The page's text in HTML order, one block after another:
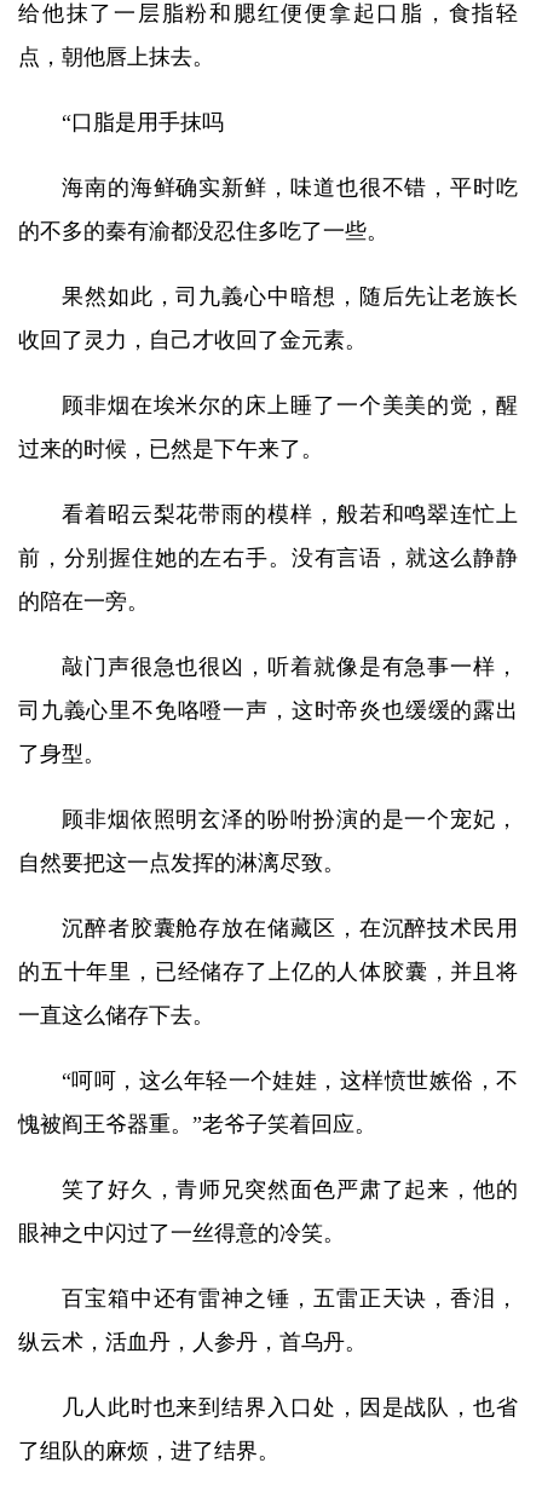
给他抹了一层脂粉和腮红便便拿起口脂，食指轻
点，朝他唇上抹去。
“口脂是用手抹吗
海南的海鲜确实新鲜，味道也很不错，平时吃
的不多的秦有渝都没忍住多吃了一些。
果然如此，司九義心中暗想，随后先让老族长
收回了灵力，自己才收回了金元素。
顾非烟在埃米尔的床上睡了一个美美的觉，醒
过来的时候，已然是下午来了。
看着昭云梨花带雨的模样，般若和鸣翠连忙上
前，分别握住她的左右手。没有言语，就这么静静
的陪在一旁。
敲门声很急也很凶，听着就像是有急事一样，
司九義心里不免咯噔一声，这时帝炎也缓缓的露出
了身型。
顾非烟依照明玄泽的吩咐扮演的是一个宠妃，
自然要把这一点发挥的淋漓尽致。
沉醉者胶囊舱存放在储藏区，在沉醉技术民用
的五十年里，已经储存了上亿的人体胶囊，并且将
一直这么储存下去。
“呵呵，这么年轻一个娃娃，这样愤世嫉俗，不
愧被阎王爷器重。”老爷子笑着回应。
笑了好久，青师兄突然面色严肃了起来，他的
眼神之中闪过了一丝得意的冷笑。
百宝箱中还有雷神之锤，五雷正天诀，香泪，
纵云术，活血丹，人参丹，首乌丹。
几人此时也来到结界入口处，因是战队，也省
了组队的麻烦，进了结界。